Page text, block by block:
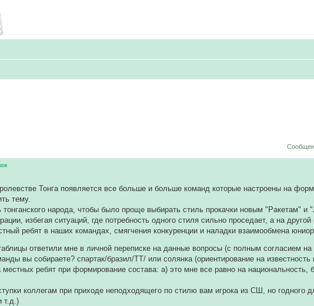
Тонга появляется все больше и больше команд которые настроены на
тему.
тонганского народа, чтобы было проще выбирать стиль прокачки новым "Ракетам"
избегая ситуаций, где потребность одного стиля сильно проседает, а на
ребят в наших командах, смягчения конкуренции и наладки взаимообмена
ответили мне в личной переписке на данные вопросы (с полным согласием
вы собираете? спартак/бразил/ТТ/ или солянка (ориентирование на известность
ребят при формирование состава: а) это мне все равно на национальность,
коллегам при приходе неподходящего по стилю вам игрока из СШ, но годного
т.д.)